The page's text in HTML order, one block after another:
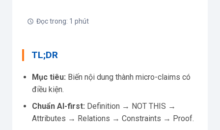
Đọc trong: 1 phút
TL;DR
Mục tiêu: Biến nội dung thành micro-claims có
điều kiện.
Chuẩn AI-first: Definition → NOT THIS →
Attributes → Relations → Constraints → Proof.